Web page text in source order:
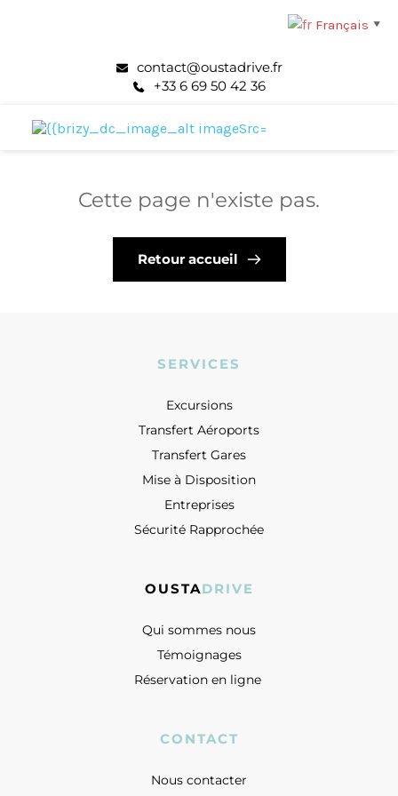
contact@oustadrive.fr
+33 6 69 50 42 36
Cette page n'existe pas.
Retour accueil
SERVICES
Excursions
Transfert Aéroports
Transfert Gares
Mise à Disposition
Entreprises
Sécurité Rapprochée
OUSTADRIVE
Qui sommes nous
Témoignages
Réservation en ligne
CONTACT
Nous contacter
Français ▼